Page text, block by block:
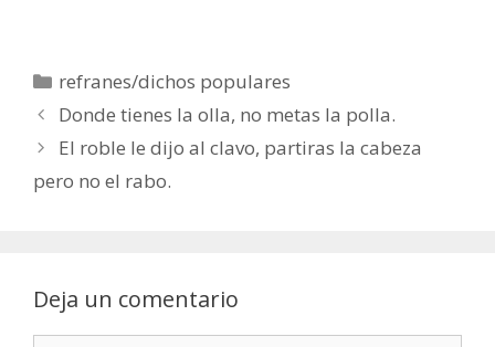
Categorías
refranes/dichos populares
Donde tienes la olla, no metas la polla.
El roble le dijo al clavo, partiras la cabeza
pero no el rabo.
Deja un comentario